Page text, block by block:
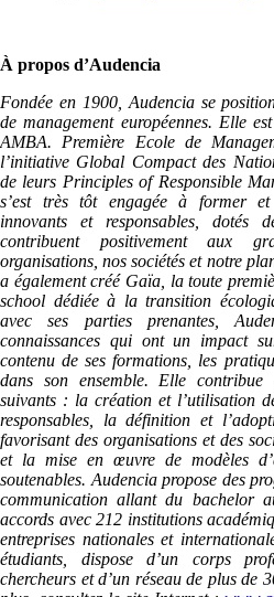
À propos d’Audencia
Fondée en 1900, Audencia se
de management européennes. Elle
AMBA. Première Ecole de
l’initiative Global Compact des
de leurs Principles of Responsible
s’est très tôt engagée à former et
innovants et responsables, dotés
contribuent positivement aux
organisations, nos sociétés et notre
a également créé Gaïa, la toute
school dédiée à la transition
avec ses parties prenantes,
connaissances qui ont un impact
contenu de ses formations, les
dans son ensemble. Elle
suivants : la création et l’utilisation
responsables, la définition et
favorisant des organisations et des
et la mise en œuvre de modèles
soutenables. Audencia propose des
communication allant du bachelor
accords avec 212 institutions
entreprises nationales et
étudiants, dispose d’un corps
chercheurs et d’un réseau de plus de